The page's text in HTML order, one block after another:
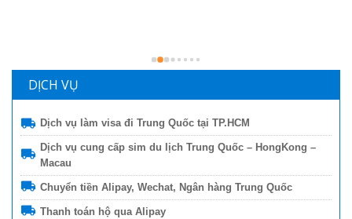
DỊCH VỤ
Dịch vụ làm visa đi Trung Quốc tại TP.HCM
Dịch vụ cung cấp sim du lịch Trung Quốc – HongKong –
Macau
Chuyển tiền Alipay, Wechat, Ngân hàng Trung Quốc
Thanh toán hộ qua Alipay